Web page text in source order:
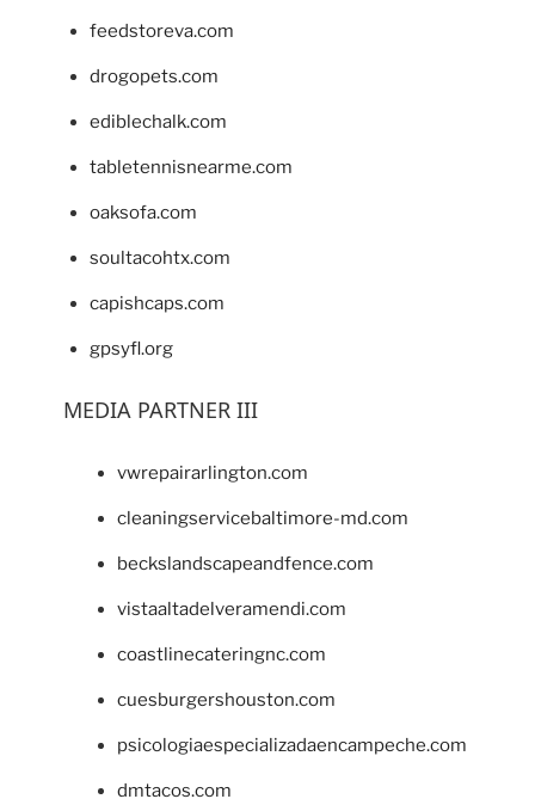
feedstoreva.com
drogopets.com
ediblechalk.com
tabletennisnearme.com
oaksofa.com
soultacohtx.com
capishcaps.com
gpsyfl.org
MEDIA PARTNER III
vwrepairarlington.com
cleaningservicebaltimore-md.com
beckslandscapeandfence.com
vistaaltadelveramendi.com
coastlinecateringnc.com
cuesburgershouston.com
psicologiaespecializadaencampeche.com
dmtacos.com